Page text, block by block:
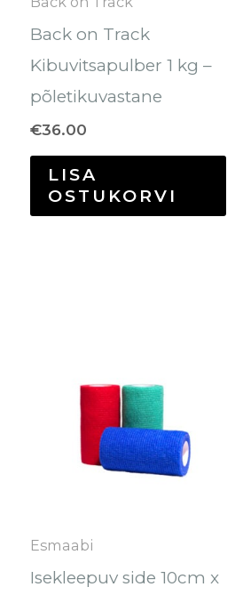
Back on Track
Kibuvitsapulber 1 kg –
põletikuvastane
€36.00
LISA
OSTUKORVI
Esmaabi
Isekleepuv side 10cm x